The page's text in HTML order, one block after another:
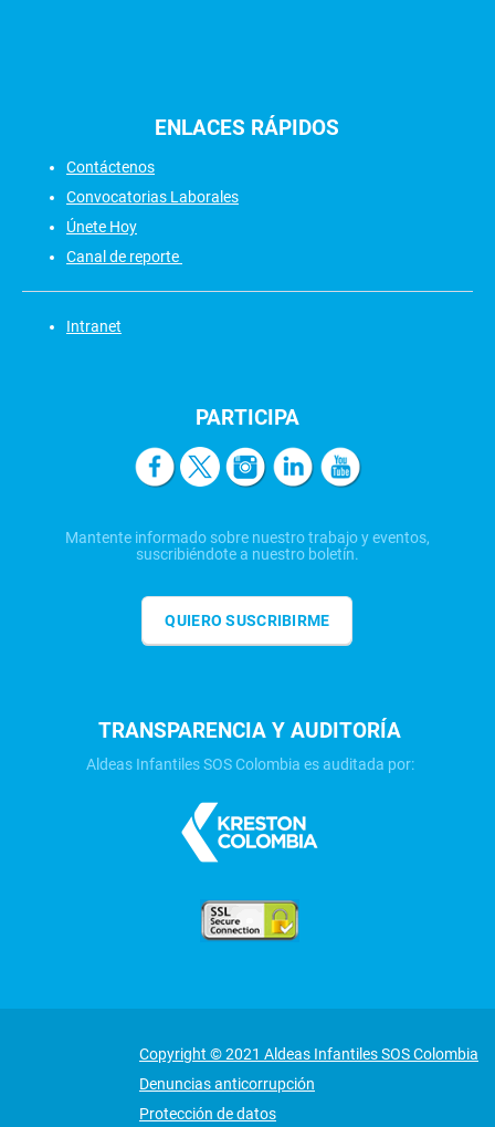
ENLACES RÁPIDOS
Contáctenos
Convocatorias Laborales
Únete Hoy
Canal de reporte
Intranet
PARTICIPA
Mantente informado sobre nuestro trabajo y eventos,
suscribiéndote a nuestro boletín.
QUIERO SUSCRIBIRME
TRANSPARENCIA Y AUDITORÍA
Aldeas Infantiles SOS Colombia es auditada por:
Copyright © 2021 Aldeas Infantiles SOS Colombia
Denuncias anticorrupción
Protección de datos